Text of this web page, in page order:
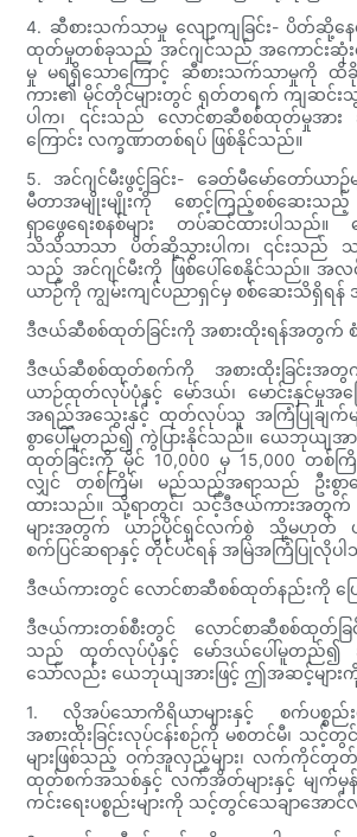
4. ဆီစားသက်သာမှု လျော့ကျခြင်း- ပိတ်ဆို့န
ထုတ်မှုတစ်ခုသည် အင်ဂျင်သည် အကောင်းဆုံး
မှု မရရှိသောကြောင့် ဆီစားသက်သာမှုကို
ကား၏ မိုင်တိုင်များတွင် ရုတ်တရက် ကျဆင်
ပါက၊ ၎င်းသည် လောင်စာဆီစစ်ထုတ်မှုအား
ကြောင်း လက္ခဏာတစ်ရပ် ဖြစ်နိုင်သည်။
5. အင်ဂျင်မီးဖွင့်ခြင်း- ခေတ်မီမော်တော်ယာဉ်မ
မီတာအမျိုးမျိုးကို စောင့်ကြည့်စစ်ဆေးသည့်
ရှာဖွေရေးစနစ်များ တပ်ဆင်ထားပါသည်
သိသိသာသာ ပိတ်ဆို့သွားပါက၊ ၎င်းသည် သ
သည့် အင်ဂျင်မီးကို ဖြစ်ပေါ်စေနိုင်သည်။ အလင်
ယာဉ်ကို ကျွမ်းကျင်ပညာရှင်မှ စစ်ဆေးသိရှိရန်
ဒီဇယ်ဆီစစ်ထုတ်ခြင်းကို အစားထိုးရန်အတွက် စံ
ဒီဇယ်ဆီစစ်ထုတ်စက်ကို အစားထိုးခြင်းအ
ယာဉ်ထုတ်လုပ်ပုံနှင့် မော်ဒယ်၊ မောင်းနှင်မှုအခ
အရည်အသွေးနှင့် ထုတ်လုပ်သူ အကြံပြုချက်မျ
စွာပေါ်မူတည်၍ ကွဲပြားနိုင်သည်။ ယေဘုယျအား
ထုတ်ခြင်းကို မိုင် 10,000 မှ 15,000 တ
လျှင် တစ်ကြိမ်၊ မည်သည့်အရာသည် ဦးစွာ
ထားသည်။ သို့ရာတွင်၊ သင့်ဒီဇယ်ကားအတွက် သီ
များအတွက် ယာဉ်ပိုင်ရှင်လက်စွဲ သို့မဟုတ်
စက်ပြင်ဆရာနှင့် တိုင်ပင်ရန် အမြဲအကြံပြုလိုပ
ဒီဇယ်ကားတွင် လောင်စာဆီစစ်ထုတ်နည်းကို ပြ
ဒီဇယ်ကားတစ်စီးတွင် လောင်စာဆီစစ်ထုတ်ခြင်
သည် ထုတ်လုပ်ပုံနှင့် မော်ဒယ်ပေါ်မူတည်၍ အ
သော်လည်း ယေဘုယျအားဖြင့် ဤအဆင့်မျာ
1. လိုအပ်သောကိရိယာများနှင့် စက်ပစ္စည်း
အစားထိုးခြင်းလုပ်ငန်းစဉ်ကို မစတင်မီ၊ သ
များဖြစ်သည့် ဝက်အူလှည့်များ၊ လက်ကိုင်တုတ်မ
ထုတ်စက်အသစ်နှင့် လက်အိတ်များနှင့် မျက်မှန်
ကင်းရေးပစ္စည်းများကို သင့်တွင်သေချာအောင်